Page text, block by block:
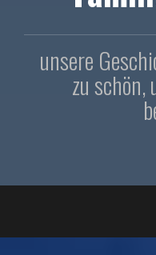
unsere
zu schön,